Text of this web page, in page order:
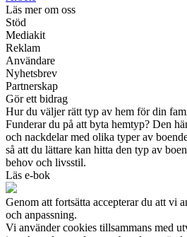
Läs mer om oss
Stöd
Mediakit
Reklam
Användare
Nyhetsbrev
Partnerskap
Gör ett bidrag
Hur du väljer rätt typ av hem för din
Funderar du på att byta hemtyp? Den
och nackdelar med olika typer av
så att du lättare kan hitta den typ av
behov och livsstil.
Läs e-bok
Genom att fortsätta accepterar du att vi
och anpassning.
Vi använder cookies tillsammans med